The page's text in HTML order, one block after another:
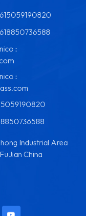
:
:
Industrial Area
China